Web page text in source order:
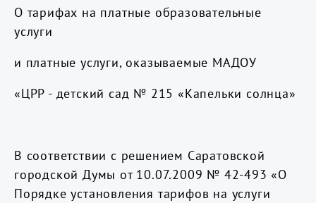
О тарифах на платные образовательные
услуги
и платные услуги, оказываемые МАДОУ
«ЦРР - детский сад № 215 «Капельки солнца»
В соответствии с решением Саратовской
городской Думы от 10.07.2009 № 42-493 «О
Порядке установления тарифов на услуги